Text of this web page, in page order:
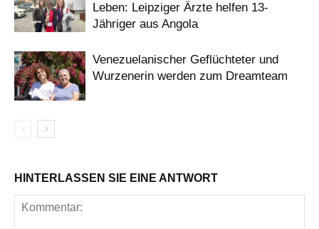
Leben: Leipziger Ärzte helfen 13-
Jähriger aus Angola
Venezuelanischer Geflüchteter und
Wurzenerin werden zum Dreamteam
HINTERLASSEN SIE EINE ANTWORT